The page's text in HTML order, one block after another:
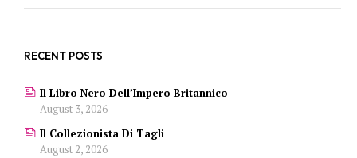
RECENT POSTS
Il Libro Nero Dell’Impero Britannico
August 3, 2026
Il Collezionista Di Tagli
August 2, 2026